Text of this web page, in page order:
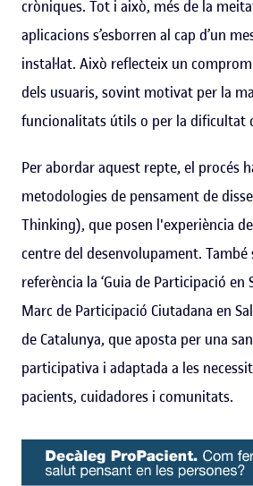
cròniques. Tot i això, més de la
aplicacions s’esborren al cap d’un
instal·lat. Això reflecteix un
dels usuaris, sovint motivat per la
funcionalitats útils o per la dificultat
Per abordar aquest repte, el procés
metodologies de pensament de
Thinking), que posen l'experiència
centre del desenvolupament. També
referència la ‘Guia de Participació en
Marc de Participació Ciutadana en
de Catalunya, que aposta per una
participativa i adaptada a les
pacients, cuidadores i comunitats.